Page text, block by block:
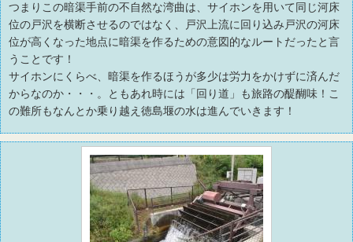
つまりこの暗渠手前の不自然な湾曲は、サイホンを用いて同じ河床
位の戸沢を横断させるのではなく、戸沢上流に回り込み戸沢の河床
位が高くなった地点に暗渠を作るための意図的なルートだったと言
うことです！
サイホンにくらべ、暗渠を作るほうが多少は労力をかけずに済んだ
からなのか・・・。ともあれ時には「回り道」も旅路の醍醐味！こ
の難所もなんとか乗り越え徳島堰の水は進んでいきます！